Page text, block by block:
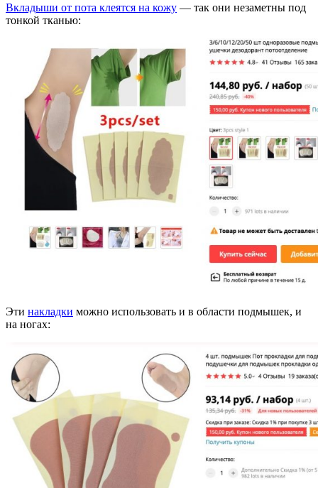
Вкладыши от пота клеятся на кожу — так они незаметны под
тонкой тканью:
Эти накладки можно использовать и в области подмышек, и
на ногах: